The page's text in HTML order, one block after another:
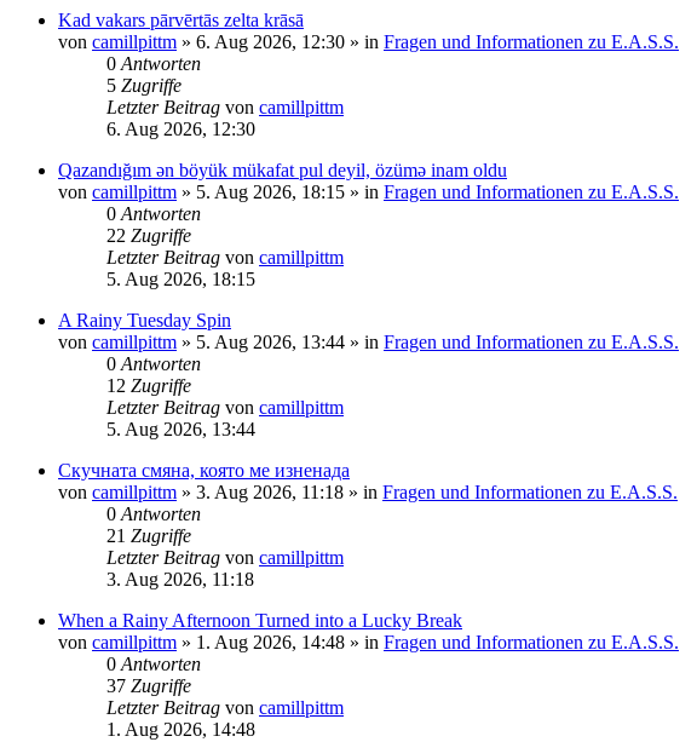
Kad vakars pārvērtās zelta krāsā
von camillpittm » 6. Aug 2026, 12:30 » in Fragen und Informationen zu E.A.S.S.
0Antworten
5 Zugriffe
Letzter Beitrag von camillpittm
6. Aug 2026, 12:30
Qazandığım ən böyük mükafat pul deyil, özümə inam oldu
von camillpittm » 5. Aug 2026, 18:15 » in Fragen und Informationen zu E.A.S.S.
0Antworten
22 Zugriffe
Letzter Beitrag von camillpittm
5. Aug 2026, 18:15
A Rainy Tuesday Spin
von camillpittm » 5. Aug 2026, 13:44 » in Fragen und Informationen zu E.A.S.S.
0Antworten
12 Zugriffe
Letzter Beitrag von camillpittm
5. Aug 2026, 13:44
Скучната смяна, която ме изненада
von camillpittm » 3. Aug 2026, 11:18 » in Fragen und Informationen zu E.A.S.S.
0Antworten
21 Zugriffe
Letzter Beitrag von camillpittm
3. Aug 2026, 11:18
When a Rainy Afternoon Turned into a Lucky Break
von camillpittm » 1. Aug 2026, 14:48 » in Fragen und Informationen zu E.A.S.S.
0Antworten
37 Zugriffe
Letzter Beitrag von camillpittm
1. Aug 2026, 14:48